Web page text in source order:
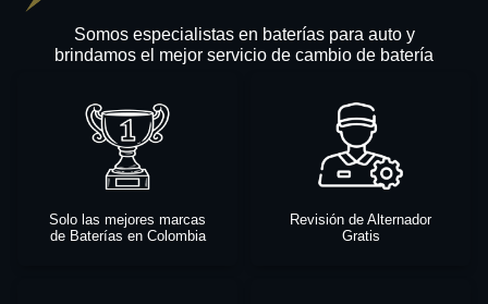
Somos especialistas en baterías para auto y
brindamos el mejor servicio de cambio de batería
Solo las mejores marcas
de Baterías en Colombia
Revisión de Alternador
Gratis